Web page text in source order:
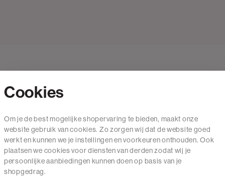
Mail ons
020 - 3412 650
Van maandag t/m vrijdag van 8.30 uur tot 18.00 uur.
Cookies
Om je de best mogelijke shopervaring te bieden, maakt onze
website gebruik van cookies. Zo zorgen wij dat de website goed
werkt en kunnen we je instellingen en voorkeuren onthouden. Ook
plaatsen we cookies voor diensten van derden zodat wij je
persoonlijke aanbiedingen kunnen doen op basis van je
shopgedrag.